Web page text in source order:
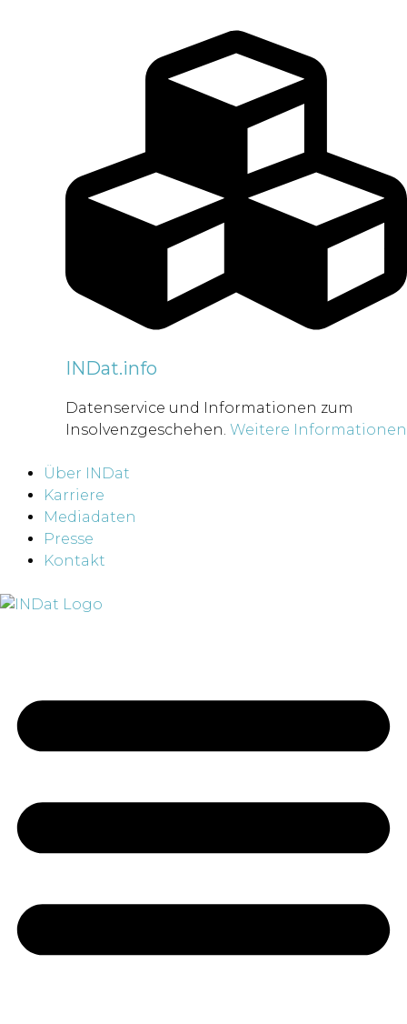
INDat.info
Datenservice und Informationen zum
Insolvenzgeschehen. Weitere Informationen
Über INDat
Karriere
Mediadaten
Presse
Kontakt